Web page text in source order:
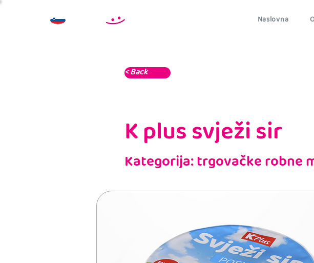
Naslovna
< Back
K plus svježi sir
Kategorija: trgovačke robne